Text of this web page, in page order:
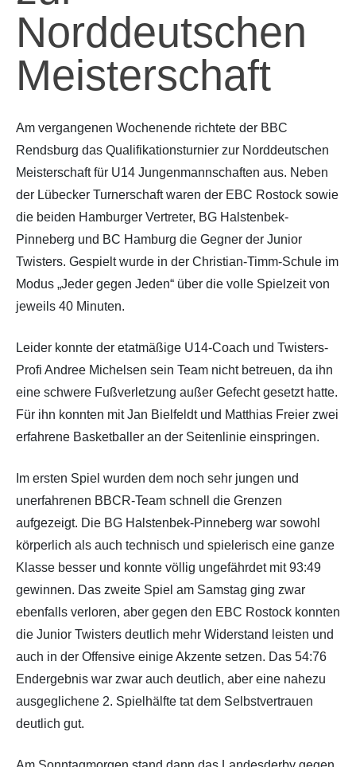
Norddeutschen
Meisterschaft
Am vergangenen Wochenende richtete der BBC
Rendsburg das Qualifikationsturnier zur Norddeutschen
Meisterschaft für U14 Jungenmannschaften aus. Neben
der Lübecker Turnerschaft waren der EBC Rostock sowie
die beiden Hamburger Vertreter, BG Halstenbek-
Pinneberg und BC Hamburg die Gegner der Junior
Twisters. Gespielt wurde in der Christian-Timm-Schule im
Modus „Jeder gegen Jeden“ über die volle Spielzeit von
jeweils 40 Minuten.
Leider konnte der etatmäßige U14-Coach und Twisters-
Profi Andree Michelsen sein Team nicht betreuen, da ihn
eine schwere Fußverletzung außer Gefecht gesetzt hatte.
Für ihn konnten mit Jan Bielfeldt und Matthias Freier zwei
erfahrene Basketballer an der Seitenlinie einspringen.
Im ersten Spiel wurden dem noch sehr jungen und
unerfahrenen BBCR-Team schnell die Grenzen
aufgezeigt. Die BG Halstenbek-Pinneberg war sowohl
körperlich als auch technisch und spielerisch eine ganze
Klasse besser und konnte völlig ungefährdet mit 93:49
gewinnen. Das zweite Spiel am Samstag ging zwar
ebenfalls verloren, aber gegen den EBC Rostock konnten
die Junior Twisters deutlich mehr Widerstand leisten und
auch in der Offensive einige Akzente setzen. Das 54:76
Endergebnis war zwar auch deutlich, aber eine nahezu
ausgeglichene 2. Spielhälfte tat dem Selbstvertrauen
deutlich gut.
Partner
Historie
Hallenübersicht
Links zum BVSH u. a.
Rechtliches